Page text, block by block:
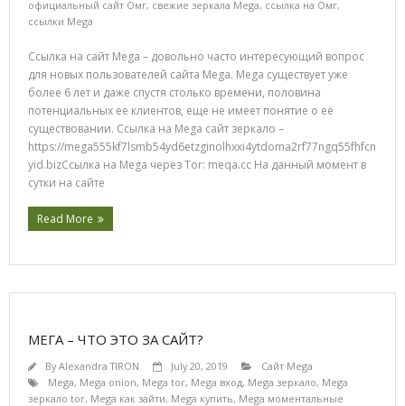
официальный сайт Омг, свежие зеркала Mega, ссылка на Омг,
ссылки Mega
Ссылка на сайт Mega – довольно часто интересующий вопрос
для новых пользователей сайта Mega. Mega существует уже
более 6 лет и даже спустя столько времени, половина
потенциальных ее клиентов, еще не имеет понятие о её
существовании. Ссылка на Mega сайт зеркало –
https://mega555kf7lsmb54yd6etzginolhxxi4ytdoma2rf77ngq55fhfcn
yid.bizСсылка на Mega через Tor: meqa.cc На данный момент в
сутки на сайте
Read More
МЕГА – ЧТО ЭТО ЗА САЙТ?
ByAlexandra TIRON July 20, 2019
Сайт Mega
Mega, Mega onion, Mega tor, Mega вход, Mega зеркало, Mega
зеркало tor, Mega как зайти, Mega купить, Mega моментальные